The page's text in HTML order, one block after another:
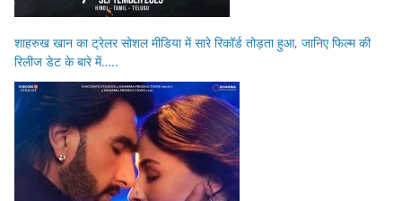
शाहरुख खान का ट्रेलर सोशल मीडिया में सारे रिकॉर्ड तोड़ता हुआ, जानिए फिल्म की
रिलीज डेट के बारे में…..